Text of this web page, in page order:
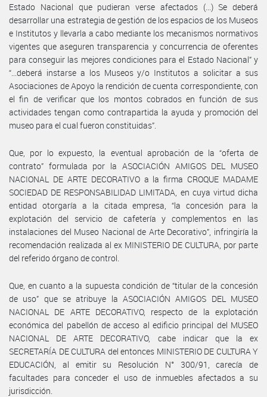
Estado Nacional que pudieran verse afectados (...) Se deberá
desarrollar una estrategia de gestión de los espacios de los Museos
e Institutos y llevarla a cabo mediante los mecanismos normativos
vigentes que aseguren transparencia y concurrencia de oferentes
para conseguir las mejores condiciones para el Estado Nacional” y
“...deberá instarse a los Museos y/o Institutos a solicitar a sus
Asociaciones de Apoyo la rendición de cuenta correspondiente, con
el fin de verificar que los montos cobrados en función de sus
actividades tengan como contrapartida la ayuda y promoción del
museo para el cual fueron constituidas”.
Que, por lo expuesto, la eventual aprobación de la “oferta de
contrato” formulada por la ASOCIACIÓN AMIGOS DEL MUSEO
NACIONAL DE ARTE DECORATIVO a la firma CROQUE MADAME
SOCIEDAD DE RESPONSABILIDAD LIMITADA, en cuya virtud dicha
entidad otorgaría a la citada empresa, “la concesión para la
explotación del servicio de cafetería y complementos en las
instalaciones del Museo Nacional de Arte Decorativo”, infringiría la
recomendación realizada al ex MINISTERIO DE CULTURA, por parte
del referido órgano de control.
Que, en cuanto a la supuesta condición de “titular de la concesión
de uso” que se atribuye la ASOCIACIÓN AMIGOS DEL MUSEO
NACIONAL DE ARTE DECORATIVO, respecto de la explotación
económica del pabellón de acceso al edificio principal del MUSEO
NACIONAL DE ARTE DECORATIVO, cabe indicar que la ex
SECRETARÍA DE CULTURA del entonces MINISTERIO DE CULTURA Y
EDUCACIÓN, al emitir su Resolución N° 300/91, carecía de
facultades para conceder el uso de inmuebles afectados a su
jurisdicción.